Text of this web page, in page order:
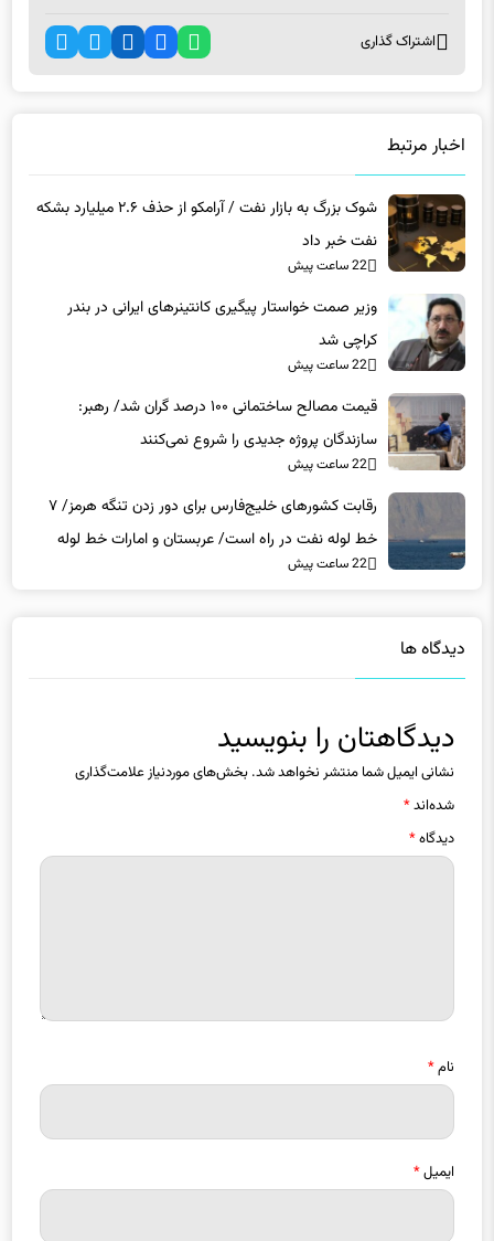
اشتراک گذاری
اخبار مرتبط
شوک بزرگ به بازار نفت / آرامکو از حذف ۲.۶ میلیارد بشکه
نفت خبر داد
22 ساعت پیش
وزیر صمت خواستار پیگیری کانتینرهای ایرانی در بندر
کراچی شد
22 ساعت پیش
قیمت مصالح ساختمانی ۱۰۰ درصد گران شد/ رهبر:
سازندگان پروژه جدیدی را شروع نمی‌کنند
22 ساعت پیش
رقابت کشورهای خلیج‌فارس برای دور زدن تنگه هرمز/ ۷
خط لوله نفت در راه است/ عربستان و امارات خط لوله
جدید احداث می‌کنند / عراق هم دست به کار شد
22 ساعت پیش
دیدگاه ها
دیدگاهتان را بنویسید
نشانی ایمیل شما منتشر نخواهد شد. بخش‌های موردنیاز علامت‌گذاری
شده‌اند*
دیدگاه*
نام*
ایمیل*